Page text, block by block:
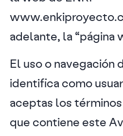
adelante, la “página
El uso o navegación
identifica como
aceptas los
que contiene este